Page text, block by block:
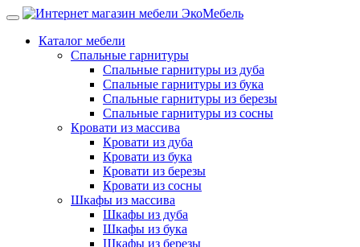
Каталог мебели
Спальные гарнитуры
Спальные гарнитуры из дуба
Спальные гарнитуры из бука
Спальные гарнитуры из березы
Спальные гарнитуры из сосны
Кровати из массива
Кровати из дуба
Кровати из бука
Кровати из березы
Кровати из сосны
Шкафы из массива
Шкафы из дуба
Шкафы из бука
Шкафы из березы